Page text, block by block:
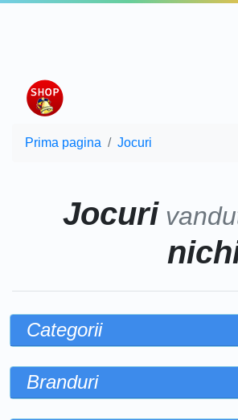
Prima pagina Jocuri
Jocuri
Categorii
Branduri